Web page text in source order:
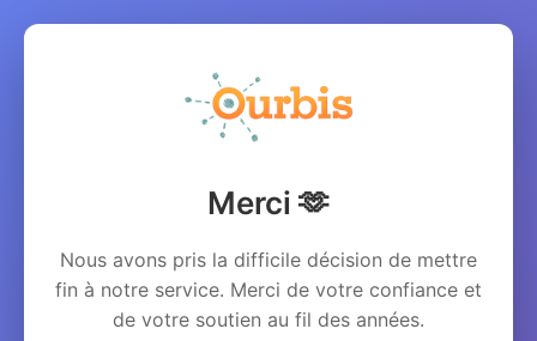
Merci 🫶
Nous avons pris la difficile décision de mettre
fin à notre service. Merci de votre confiance et
de votre soutien au fil des années.